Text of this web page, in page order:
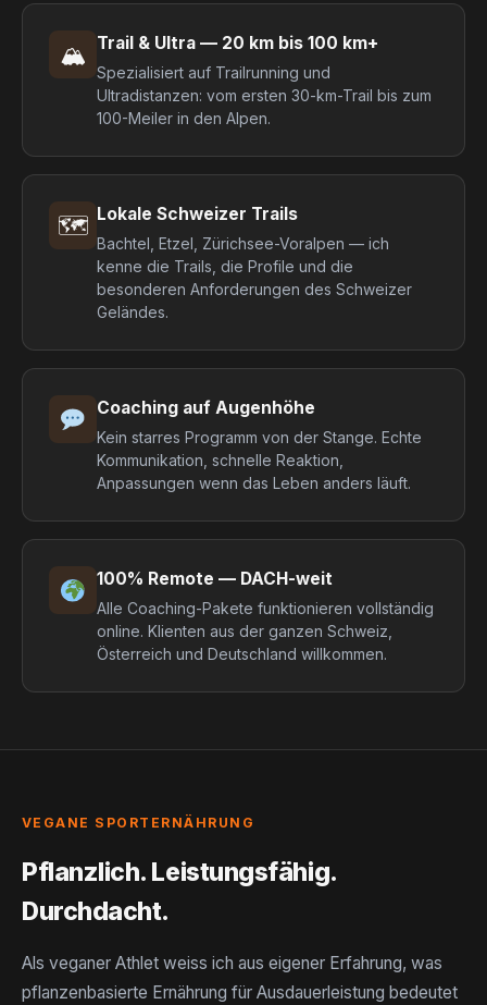
🏔 Trail & Ultra — 20 km bis 100 km+
Spezialisiert auf Trailrunning und
Ultradistanzen: vom ersten 30-km-Trail bis zum
100-Meiler in den Alpen.
🗺 Lokale Schweizer Trails
Bachtel, Etzel, Zürichsee-Voralpen — ich
kenne die Trails, die Profile und die
besonderen Anforderungen des Schweizer
Geländes.
Coaching auf Augenhöhe
Kein starres Programm von der Stange. Echte
Kommunikation, schnelle Reaktion,
Anpassungen wenn das Leben anders läuft.
100% Remote — DACH-weit
Alle Coaching-Pakete funktionieren vollständig
online. Klienten aus der ganzen Schweiz,
Österreich und Deutschland willkommen.
VEGANE SPORTERNÄHRUNG
Pflanzlich. Leistungsfähig.
Durchdacht.
Als veganer Athlet weiss ich aus eigener Erfahrung, was
pflanzenbasierte Ernährung für Ausdauerleistung bedeutet